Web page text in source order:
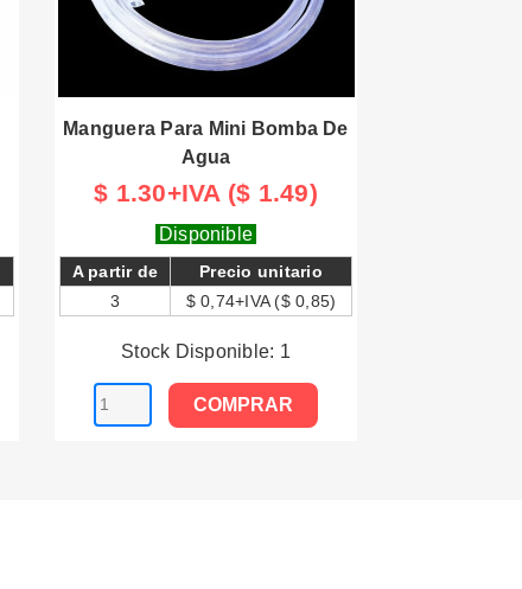
Manguera Para Mini Bomba De
Agua
$ 1.30+IVA ($ 1.49)
Disponible
A partir de
Precio unitario
3
$ 0,74+IVA ($ 0,85)
Stock Disponible: 1
COMPRAR